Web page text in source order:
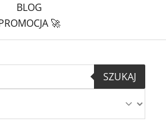
BLOG
🚀
SZUKAJ